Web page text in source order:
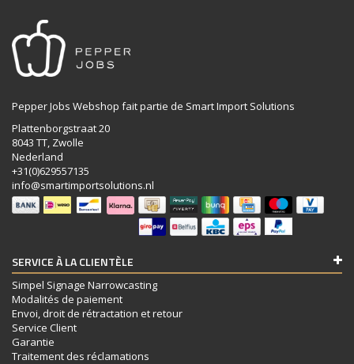
Pepper Jobs Webshop fait partie de Smart Import Solutions
Plattenborgstraat 20
8043 TT, Zwolle
Nederland
+31(0)629557135
info@smartimportsolutions.nl
SERVICE À LA CLIENTÈLE
Simpel Signage Narrowcasting
Modalités de paiement
Envoi, droit de rétractation et retour
Service Client
Garantie
Traitement des réclamations